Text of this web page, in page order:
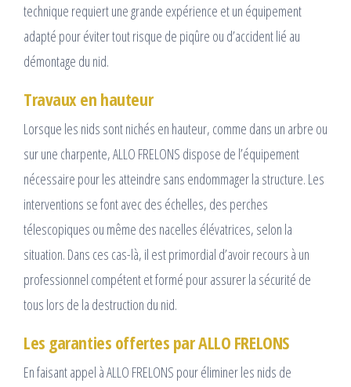
technique requiert une grande expérience et un équipement
adapté pour éviter tout risque de piqûre ou d’accident lié au
démontage du nid.
Travaux en hauteur
Lorsque les nids sont nichés en hauteur, comme dans un arbre ou
sur une charpente, ALLO FRELONS dispose de l’équipement
nécessaire pour les atteindre sans endommager la structure. Les
interventions se font avec des échelles, des perches
télescopiques ou même des nacelles élévatrices, selon la
situation. Dans ces cas-là, il est primordial d’avoir recours à un
professionnel compétent et formé pour assurer la sécurité de
tous lors de la destruction du nid.
Les garanties offertes par ALLO FRELONS
En faisant appel à ALLO FRELONS pour éliminer les nids de